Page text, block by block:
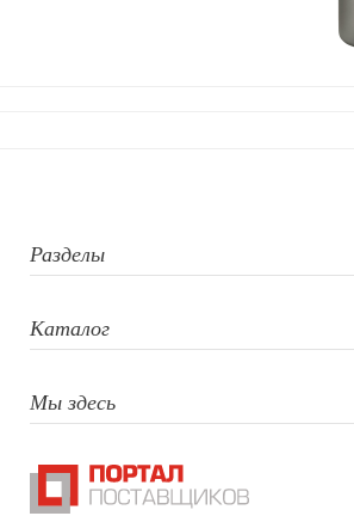
Разделы
Каталог
Мы здесь